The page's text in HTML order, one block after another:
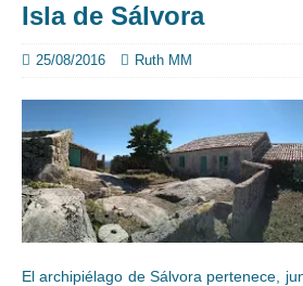
Isla de Sálvora
25/08/2016 Ruth MM
El archipiélago de Sálvora pertenece,